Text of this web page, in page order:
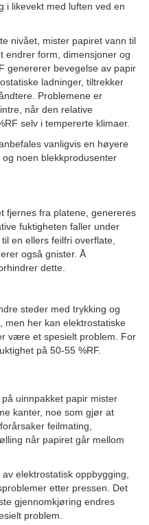
i likevekt med luften ved en
nivået, mister papiret vann til
endrer form, dimensjoner og
genererer bevegelse av papir
ladninger, tiltrekker
Problemene er
når den relative
selv i tempererte klimaer.
vanligvis en høyere
noen blekkprodusenter
fjernes fra platene, genereres
fuktigheten faller under
en ellers feilfri overflate,
også gnister. Å
dette.
steder med trykking og
men her kan elektrostatiske
være et spesielt problem. For
på 50-55 %RF.
uinnpakket papir mister
kanter, noe som gjør at
feilmating,
når papiret går mellom
elektrostatisk oppbygging,
etter pressen. Det
gjennomkjøring endres
problem.